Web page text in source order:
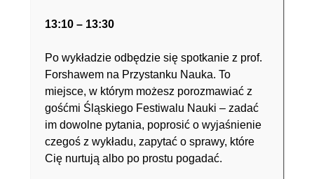
13:10 – 13:30
Po wykładzie odbędzie się spotkanie z prof.
Forshawem na Przystanku Nauka. To
miejsce, w którym możesz porozmawiać z
gośćmi Śląskiego Festiwalu Nauki – zadać
im dowolne pytania, poprosić o wyjaśnienie
czegoś z wykładu, zapytać o sprawy, które
Cię nurtują albo po prostu pogadać.